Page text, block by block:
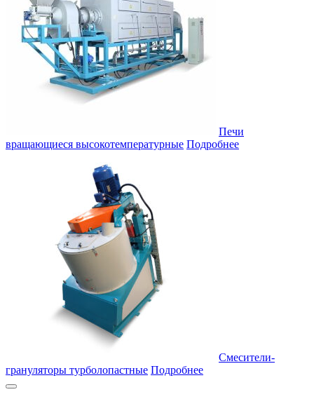
Печи
вращающиеся высокотемпературные Подробнее
Смесители-
грануляторы турболопастные Подробнее